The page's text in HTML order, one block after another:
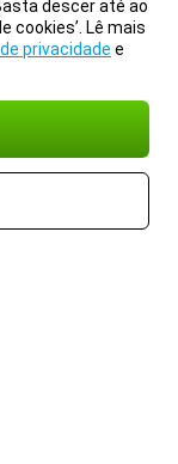
descer até ao
cookies’. Lê mais
privacidade e